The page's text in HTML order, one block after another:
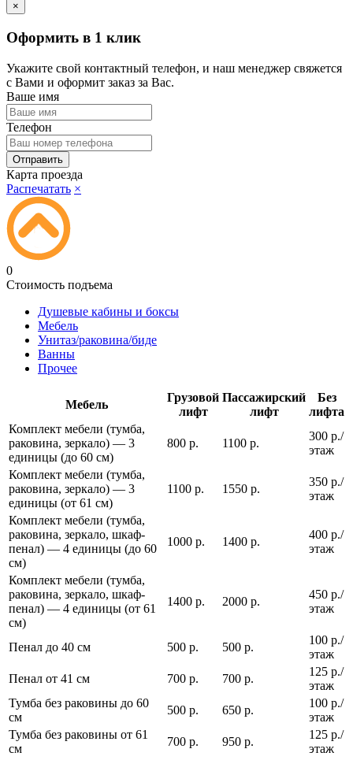
×
Оформить в 1 клик
Укажите свой контактный телефон, и наш менеджер свяжется
с Вами и оформит заказ за Вас.
Ваше имя
Телефон
Карта проезда
Распечатать ×
0
Стоимость подъема
Душевые кабины и боксы
Мебель
Унитаз/раковина/биде
Ванны
Прочее
Мебель
Грузовой
лифт
Пассажирский
лифт
Без
лифта
Комплект мебели (тумба,
раковина, зеркало) — 3
единицы (до 60 см)
800 р. 1100 р.
300 р./
этаж
Комплект мебели (тумба,
раковина, зеркало) — 3
единицы (от 61 см)
1100 р. 1550 р.
350 р./
этаж
Комплект мебели (тумба,
раковина, зеркало, шкаф-
пенал) — 4 единицы (до 60
см)
1000 р. 1400 р.
400 р./
этаж
Комплект мебели (тумба,
раковина, зеркало, шкаф-
пенал) — 4 единицы (от 61
см)
1400 р. 2000 р.
450 р./
этаж
Пенал до 40 см 500 р. 500 р.
100 р./
этаж
Пенал от 41 см
700 р. 700 р.
125 р./
этаж
Тумба без раковины до 60
см
500 р. 650 р.
100 р./
этаж
Тумба без раковины от 61
см
700 р. 950 р.
125 р./
этаж